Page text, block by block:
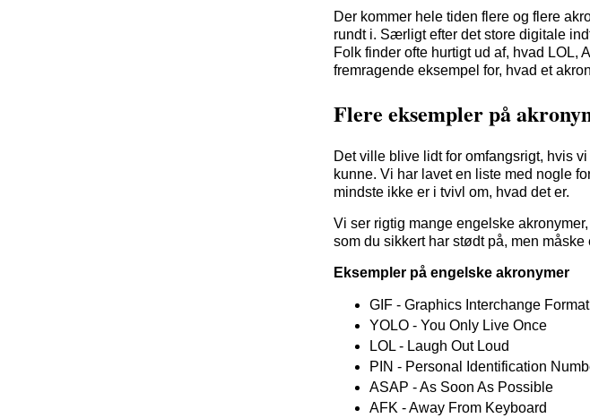
Der kommer hele tiden flere og flere
rundt i. Særligt efter det store digitale
Folk finder ofte hurtigt ud af, hvad LOL,
fremragende eksempel for, hvad et
Flere eksempler på
Det ville blive lidt for omfangsrigt, hvis
kunne. Vi har lavet en liste med nogle
mindste ikke er i tvivl om, hvad det er.
Vi ser rigtig mange engelske
som du sikkert har stødt på, men
Eksempler på engelske akronymer
GIF - Graphics Interchange Format
YOLO - You Only Live Once
LOL - Laugh Out Loud
PIN - Personal Identification
ASAP - As Soon As Possible
AFK - Away From Keyboard